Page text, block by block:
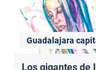
Guadalajara
Los gigantes de